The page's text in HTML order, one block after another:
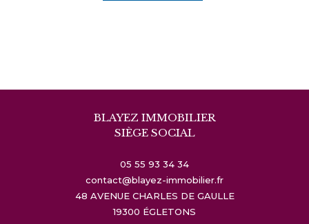
BLAYEZ IMMOBILIER
SIÈGE SOCIAL
05 55 93 34 34
contact@blayez-immobilier.fr
48 AVENUE CHARLES DE GAULLE
19300
ÉGLETONS